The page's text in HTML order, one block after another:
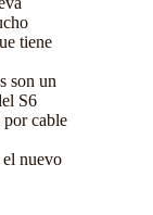
tiene
son un
S6
por cable
nuevo